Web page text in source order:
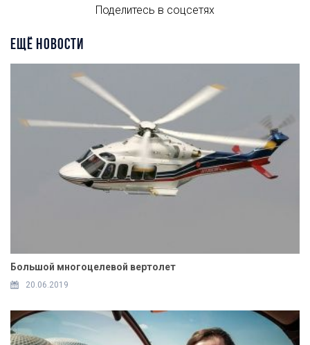
Поделитесь в соцсетях
ЕЩЁ НОВОСТИ
Большой многоцелевой вертолет
20.06.2019